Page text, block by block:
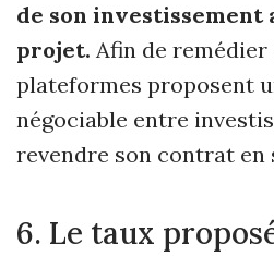
de son investissement
projet. Afin de remédier
plateformes proposent
négociable entre
revendre son contrat en
6. Le taux